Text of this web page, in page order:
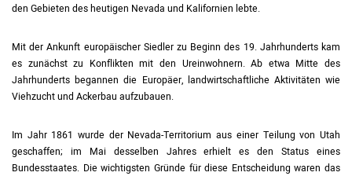
den Gebieten des heutigen Nevada und Kalifornien lebte.
Mit der Ankunft europäischer Siedler zu Beginn des 19. Jahrhunderts kam
es zunächst zu Konflikten mit den Ureinwohnern. Ab etwa Mitte des
Jahrhunderts begannen die Europäer, landwirtschaftliche Aktivitäten wie
Viehzucht und Ackerbau aufzubauen.
Im Jahr 1861 wurde der Nevada-Territorium aus einer Teilung von Utah
geschaffen; im Mai desselben Jahres erhielt es den Status eines
Bundesstaates. Die wichtigsten Gründe für diese Entscheidung waren das